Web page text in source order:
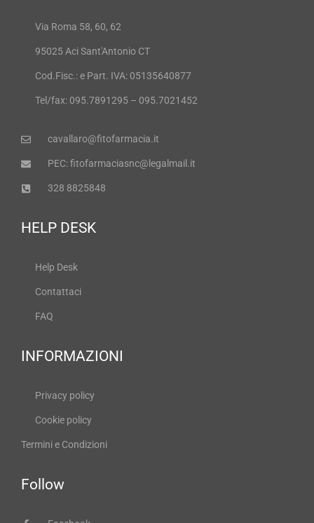
Via Roma 58, 60, 62
95025 Aci Sant'Antonio CT
Cod.Fisc.: e Part. IVA: 05135640877
Tel/fax: 095.7891295 – 095.7021452
cavallaro@fitofarmacia.it
PEC: fitofarmaciasnc@legalmail.it
328 8825848
HELP DESK
Help Desk
Contattaci
FAQ
INFORMAZIONI
Privacy policy
Cookie policy
Termini e Condizioni
Follow